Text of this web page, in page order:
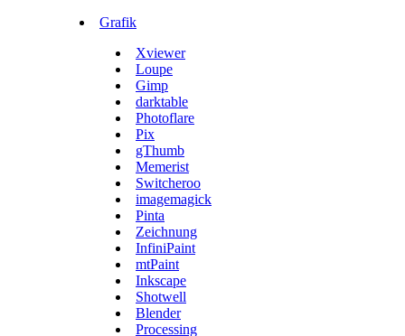
Grafik
Xviewer
Loupe
Gimp
darktable
Photoflare
Pix
gThumb
Memerist
Switcheroo
imagemagick
Pinta
Zeichnung
InfiniPaint
mtPaint
Inkscape
Shotwell
Blender
Processing